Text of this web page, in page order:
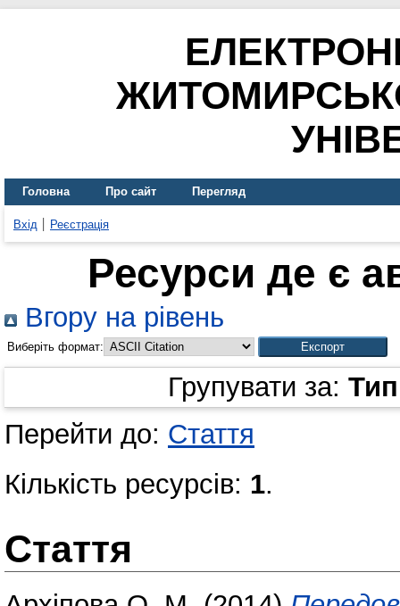
Головна Про сайт Перегляд
Вхід Реєстрація
Ресурси де є
Вгору на рівень
Виберіть формат:
Групувати за:
Перейти до: Стаття
Кількість ресурсів: 1.
Стаття